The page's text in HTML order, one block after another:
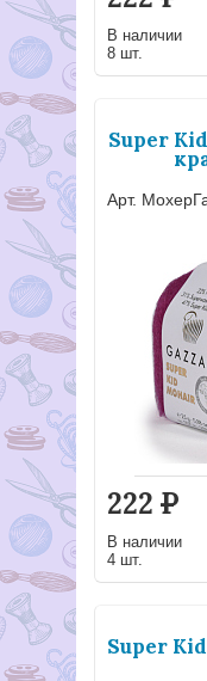
В наличии
8 шт.
Super
Арт.
222 Р
В наличии
4 шт.
Super